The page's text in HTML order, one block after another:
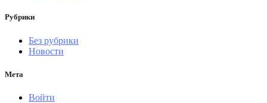
Рубрики
Без рубрики
Новости
Мета
Войти